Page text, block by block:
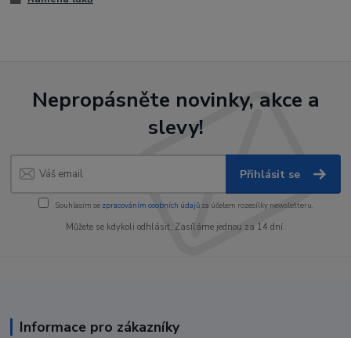
Nepropásněte novinky, akce a
slevy!
Přihlásit se
Souhlasím se zpracováním osobních údajůza účelem rozesílky newsletteru.
Můžete se kdykoli odhlásit. Zasíláme jednou za 14 dní.
Informace pro zákazníky